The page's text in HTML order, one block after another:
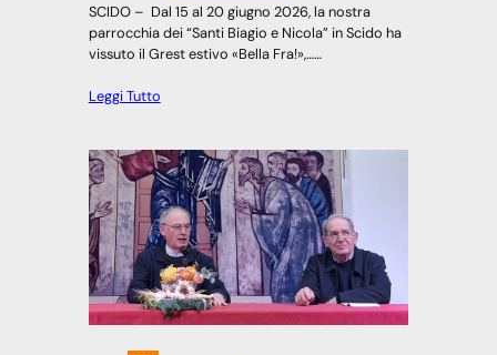
SCIDO – Dal 15 al 20 giugno 2026, la nostra
parrocchia dei “Santi Biagio e Nicola” in Scido ha
vissuto il Grest estivo «Bella Fra!»,……
Leggi Tutto